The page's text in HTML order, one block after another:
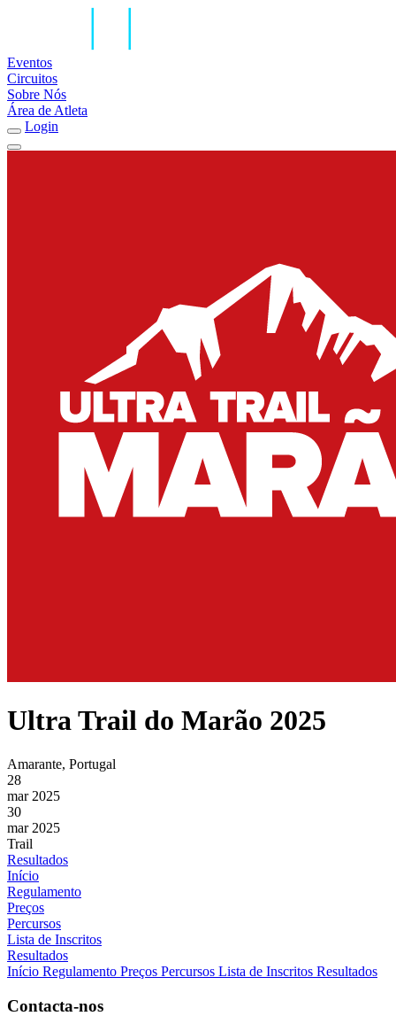
Eventos
Circuitos
Sobre Nós
Área de Atleta
Login
Ultra Trail do Marão 2025
Amarante, Portugal
28
mar 2025
30
mar 2025
Trail
Resultados
Início
Regulamento
Preços
Percursos
Lista de Inscritos
Resultados
Início Regulamento Preços Percursos Lista de Inscritos Resultados
Contacta-nos